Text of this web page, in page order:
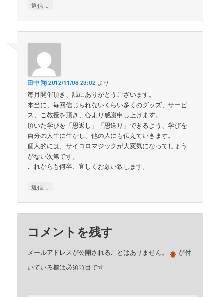
返信 ↓
田中 翔2012/11/08 23:02 より:
毎月開催頂き、誠にありがとうございます。
本当に、毎回信じられないくらい多くのグッズ、サービ
ス、ご教授を頂き、心より感謝申し上げます。
頂いた学びを「恩返し」「恩送り」できるよう、学びを
自分の人生に生かし、他の人にも伝えていきます。
個人的には、サイコロマジックが大変気になってしょう
がない次第です。
これからも何卒、宜しくお願い致します。
返信 ↓
コメントを残す
メールアドレスが公開されることはありません。 ※ が付
いている欄は必須項目です